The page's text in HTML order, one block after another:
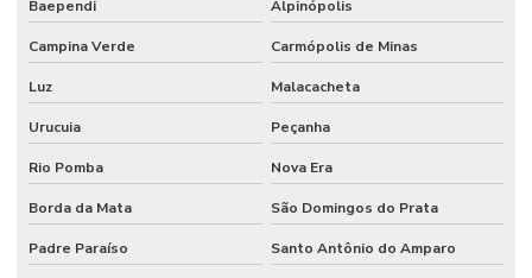
Baependi Alpinópolis
Campina Verde Carmópolis de Minas
Luz Malacacheta
Urucuia Peçanha
Rio Pomba Nova Era
Borda da Mata São Domingos do Prata
Padre Paraíso Santo Antônio do Amparo